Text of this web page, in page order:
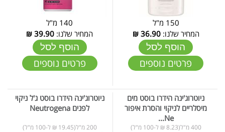
150 מ"ל
המחיר שלנו:36.90
₪
הוסף לסל
פרטים נוספים
140 מ"ל
המחיר שלנו: 39.90
₪
הוסף לסל
פרטים נוספים
ניוטרוג'ינה הידרו בוסט מים
מיסלריים לניקוי והסרת איפור
Ne...
400 מ"ל(8.23 ₪ ל-100 מ"ל)
ניוטרוג'ינה הידרו בוסט ג'ל ניקוי
לפנים Neutrogena
200 מ"ל(19.45 ₪ ל-100 מ"ל)